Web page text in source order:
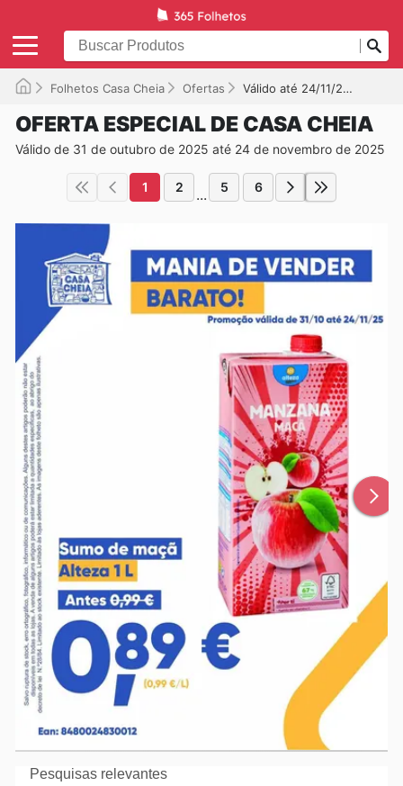
Folhetos Casa Cheia Ofertas Válido até 24/11/2025
OFERTA ESPECIAL DE CASA CHEIA
Válido de 31 de outubro de 2025 até 24 de novembro de 2025
1 2 ... 5 6